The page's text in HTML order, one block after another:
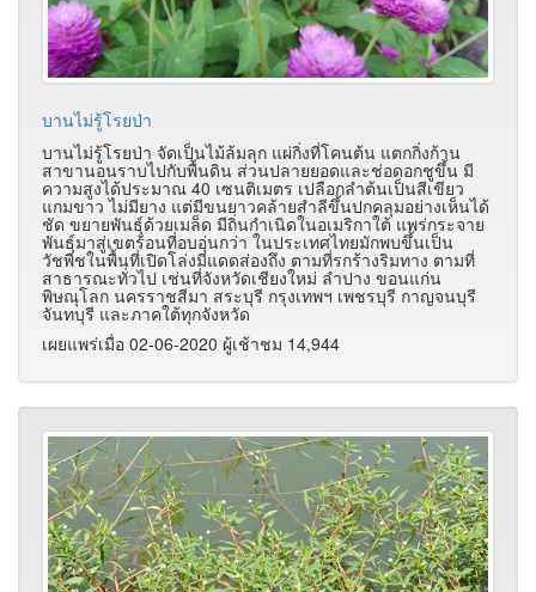
บานไม่รู้โรยป่า
บานไม่รู้โรยป่า จัดเป็นไม้ล้มลุก แผ่กิ่งที่โคนต้น แตกกิ่งก้าน
สาขานอนราบไปกับพื้นดิน ส่วนปลายยอดและช่อดอกชูขึ้น มี
ความสูงได้ประมาณ 40 เซนติเมตร เปลือกลำต้นเป็นสีเขียว
แกมขาว ไม่มียาง แต่มีขนยาวคล้ายสำลีขึ้นปกคลุมอย่างเห็นได้
ชัด ขยายพันธุ์ด้วยเมล็ด มีถิ่นกำเนิดในอเมริกาใต้ แพร่กระจาย
พันธุ์มาสู่เขตร้อนที่อบอุ่นกว่า ในประเทศไทยมักพบขึ้นเป็น
วัชพืชในพื้นที่เปิดโล่งมีแดดส่องถึง ตามที่รกร้างริมทาง ตามที่
สาธารณะทั่วไป เช่นที่จังหวัดเชียงใหม่ ลำปาง ขอนแก่น
พิษณุโลก นครราชสีมา สระบุรี กรุงเทพฯ เพชรบุรี กาญจนบุรี
จันทบุรี และภาคใต้ทุกจังหวัด
เผยแพร่เมื่อ 02-06-2020 ผู้เช้าชม 14,944